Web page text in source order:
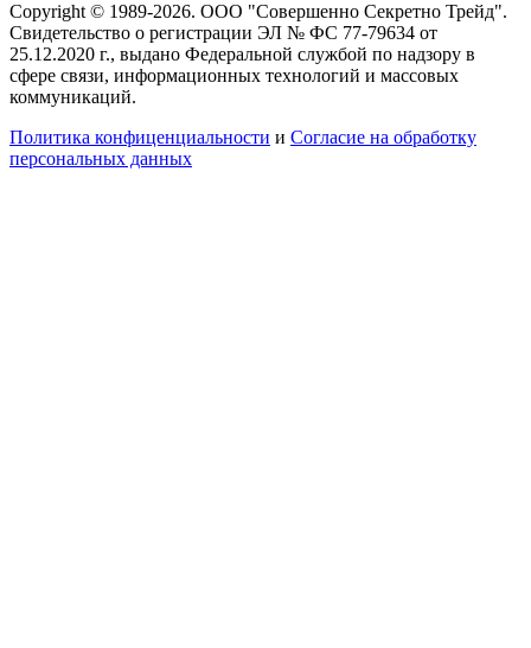
Copyright © 1989-2026. ООО "Совершенно Секретно Трейд".
Свидетельство о регистрации ЭЛ № ФС 77-79634 от
25.12.2020 г., выдано Федеральной службой по надзору в
сфере связи, информационных технологий и массовых
коммуникаций.
Политика конфиценциальности и Согласие на обработку
персональных данных